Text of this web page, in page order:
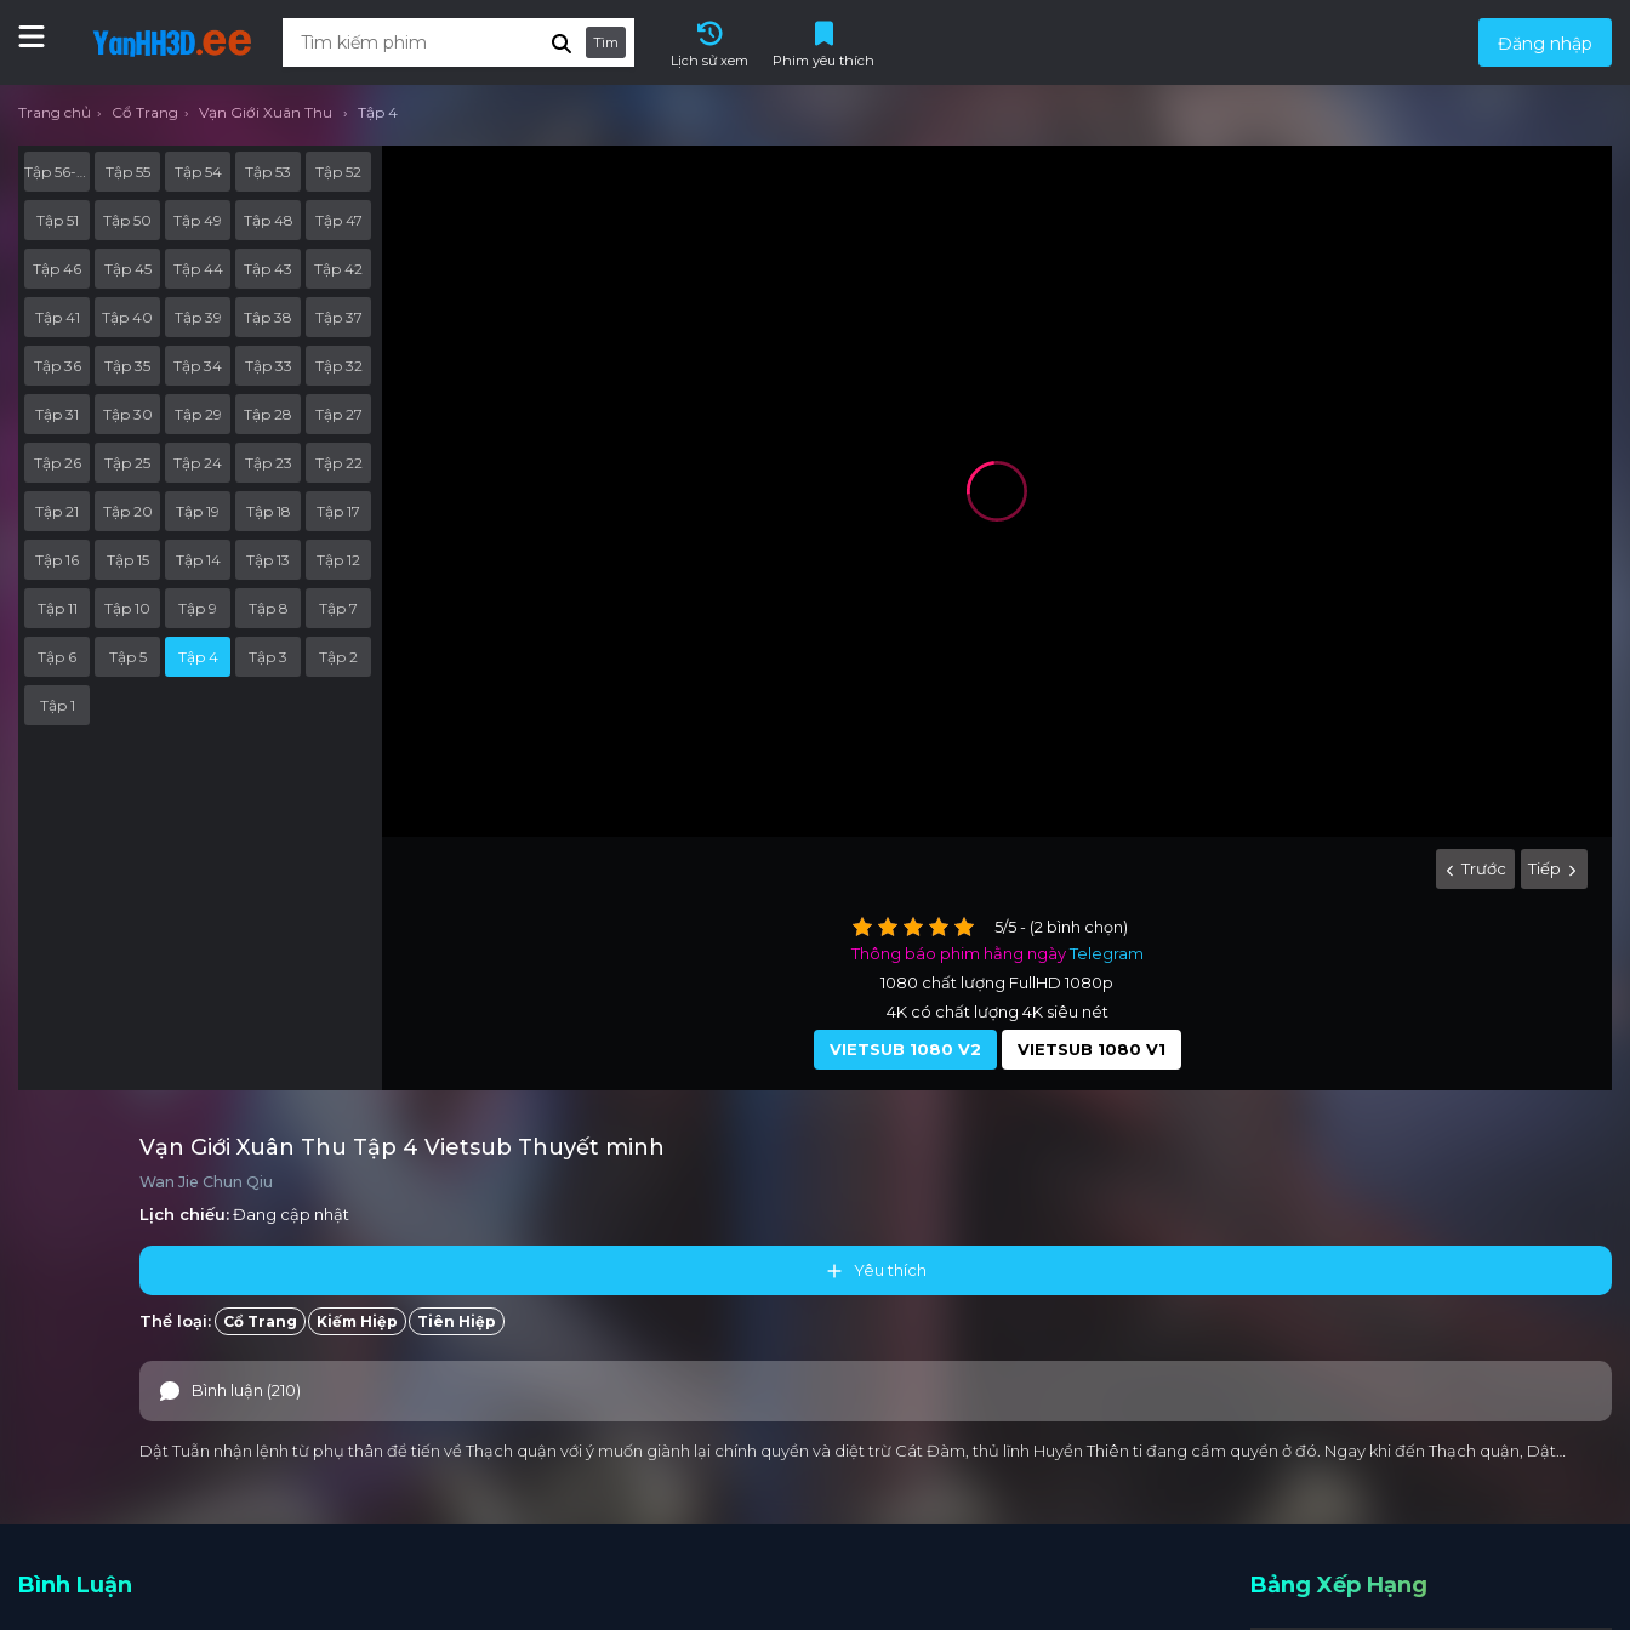
Tìm
Lịch sử xem
Phim yêu thích
Đăng nhập
Trang chủ Cổ Trang Vạn Giới Xuân Thu Tập 4
Trước Tiếp
5/5 - (2 bình chọn)
Thông báo phim hằng ngàyTelegram
1080 chất lượng FullHD 1080p
4K có chất lượng 4K siêu nét
VIETSUB 1080 V2
VIETSUB 1080 V1
Tập 55 Tập 54 Tập 53 Tập 52
Tập 51 Tập 50 Tập 49 Tập 48 Tập 47
Tập 46 Tập 45 Tập 44 Tập 43 Tập 42
Tập 41 Tập 40 Tập 39 Tập 38 Tập 37
Tập 36 Tập 35 Tập 34 Tập 33 Tập 32
Tập 31 Tập 30 Tập 29 Tập 28 Tập 27
Tập 26 Tập 25 Tập 24 Tập 23 Tập 22
Tập 21 Tập 20 Tập 19 Tập 18 Tập 17
Tập 16 Tập 15 Tập 14 Tập 13 Tập 12
Tập 11 Tập 10 Tập 9 Tập 8 Tập 7
Tập 6 Tập 5 Tập 4 Tập 3 Tập 2
Tập 1
Vạn Giới Xuân Thu Tập 4 Vietsub Thuyết minh
Wan Jie Chun Qiu
Lịch chiếu:Đang cập nhật
Yêu thích
Thể loại: Cổ Trang Kiếm Hiệp Tiên Hiệp
Bình luận (210)
Dật Tuẫn nhận lệnh từ phụ thân để tiến về Thạch quận với ý muốn giành lại chính quyền và diệt trừ Cát Đàm, thủ lĩnh Huyền Thiên ti đang cầm quyền ở đó. Ngay khi đến Thạch quận, Dật…
Bình Luận Bảng Xếp Hạng